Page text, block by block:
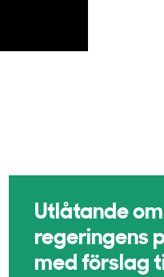
Utlåtande
regeringens
med förslag